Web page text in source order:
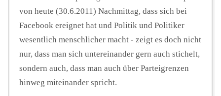
von heute (30.6.2011) Nachmittag, dass sich bei
Facebook ereignet hat und Politik und Politiker
wesentlich menschlicher macht - zeigt es doch nicht
nur, dass man sich untereinander gern auch stichelt,
sondern auch, dass man auch über Parteigrenzen
hinweg miteinander spricht.